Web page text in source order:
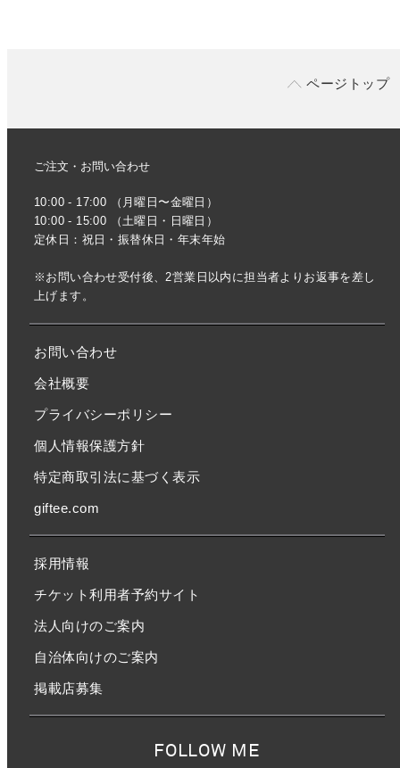
ページトップ
ご注文・お問い合わせ
10:00 - 17:00 （月曜日〜金曜日）
10:00 - 15:00 （土曜日・日曜日）
定休日：祝日・振替休日・年末年始
※お問い合わせ受付後、2営業日以内に担当者よりお返事を差し
上げます。
お問い合わせ
会社概要
プライバシーポリシー
個人情報保護方針
特定商取引法に基づく表示
giftee.com
採用情報
チケット利用者予約サイト
法人向けのご案内
自治体向けのご案内
掲載店募集
FOLLOW ME